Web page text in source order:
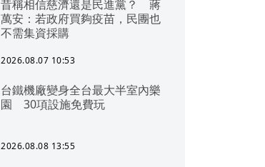
昔稱相信慈濟還是民進黨？ 蔣
萬安：若政府買夠疫苗，民團也
不需集資採購
2026.08.07 10:53
台鐵機廠變身全台最大半室內樂
園 30項設施免費玩
2026.08.08 13:55